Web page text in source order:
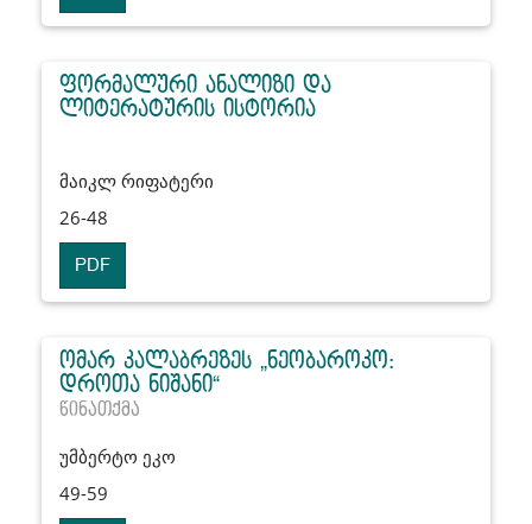
ფორმალური ანალიზი და
ლიტერატურის ისტორია
მაიკლ რიფატერი
26-48
PDF
ომარ კალაბრეზეს „ნეობაროკო:
დროთა ნიშანი“
წინათქმა
უმბერტო ეკო
49-59